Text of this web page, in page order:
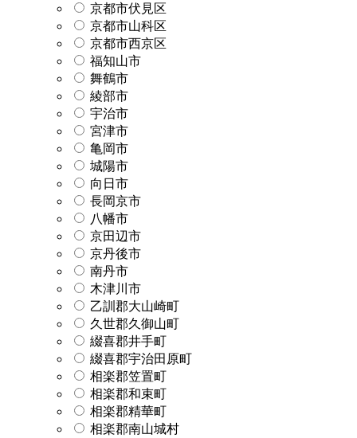
京都市伏見区
京都市山科区
京都市西京区
福知山市
舞鶴市
綾部市
宇治市
宮津市
亀岡市
城陽市
向日市
長岡京市
八幡市
京田辺市
京丹後市
南丹市
木津川市
乙訓郡大山崎町
久世郡久御山町
綴喜郡井手町
綴喜郡宇治田原町
相楽郡笠置町
相楽郡和束町
相楽郡精華町
相楽郡南山城村